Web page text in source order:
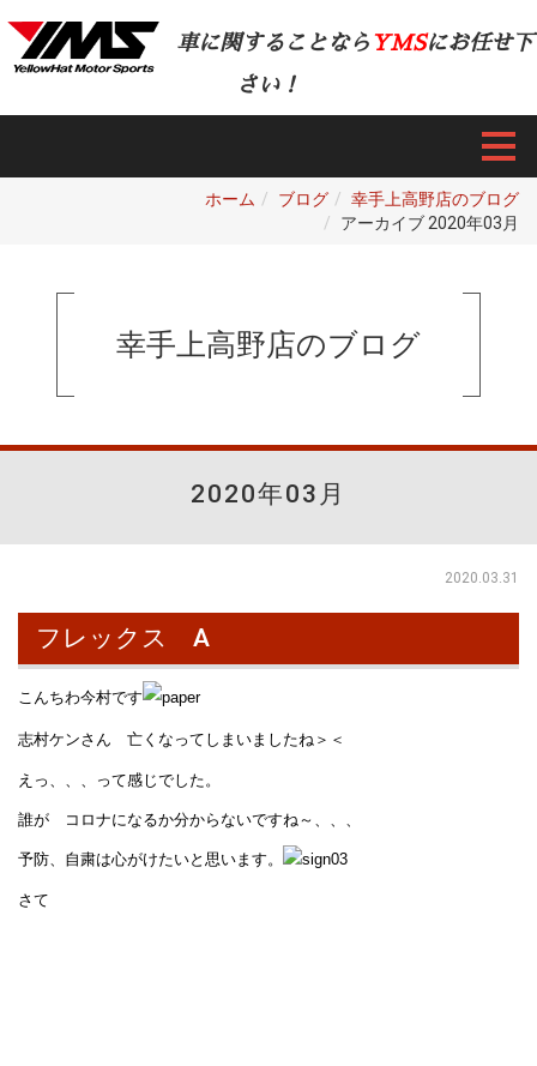
車に関することなら YMSにお任せ下
さい！
ホーム ブログ
幸手上高野店のブログ
アーカイブ 2020年03月
幸手上高野店のブログ
2020年03月
2020.03.31
フレックス A
こんちわ今村です
志村ケンさん 亡くなってしまいましたね＞＜
えっ、、、って感じでした。
誰が コロナになるか分からないですね～、、、
予防、自粛は心がけたいと思います。
さて